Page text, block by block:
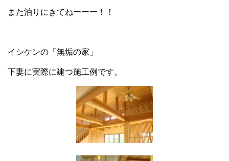
また泊りにきてねーーー！！
イシケンの「無垢の家」
下妻に実際に建つ施工例です。